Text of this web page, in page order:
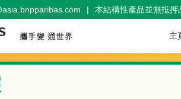
| 本結構性產品並無抵押
主